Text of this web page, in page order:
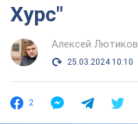
Хурс"
Алексей Лютиков
25.03.2024 10:10
2